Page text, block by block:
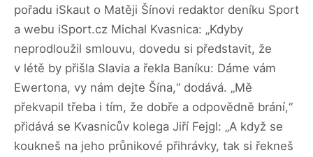
pořadu iSkaut o Matěji Šínovi redaktor deníku Sport
a webu iSport.cz Michal Kvasnica: „Kdyby
neprodloužil smlouvu, dovedu si představit, že
v létě by přišla Slavia a řekla Baníku: Dáme vám
Ewertona, vy nám dejte Šína,“ dodává. „Mě
překvapil třeba i tím, že dobře a odpovědně brání,“
přidává se Kvasnicův kolega Jiří Fejgl: „A když se
koukneš na jeho průnikové přihrávky, tak si řekneš